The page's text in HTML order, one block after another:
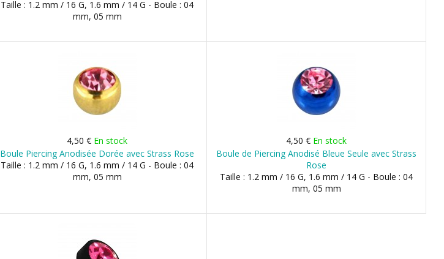
Taille : 1.2 mm / 16 G, 1.6 mm / 14 G - Boule : 04
mm, 05 mm
4,50 € En stock
Boule Piercing Anodisée Dorée avec Strass Rose
Taille : 1.2 mm / 16 G, 1.6 mm / 14 G - Boule : 04
mm, 05 mm
4,50 € En stock
Boule de Piercing Anodisé Bleue Seule avec Strass
Rose
Taille : 1.2 mm / 16 G, 1.6 mm / 14 G - Boule : 04
mm, 05 mm